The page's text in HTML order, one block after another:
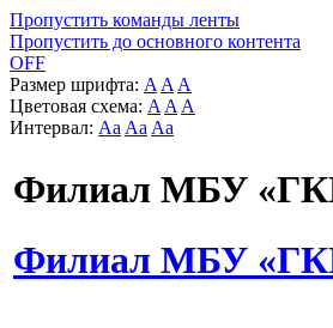
Пропустить команды ленты
Пропустить до основного контента
OFF
Размер шрифта: A A A
Цветовая схема: A A A
Интервал: Aa Aa Aa
Филиал МБУ
Филиал МБУ